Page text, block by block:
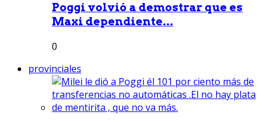
Poggi volvió a demostrar que es
Maxi dependiente...
0
provinciales